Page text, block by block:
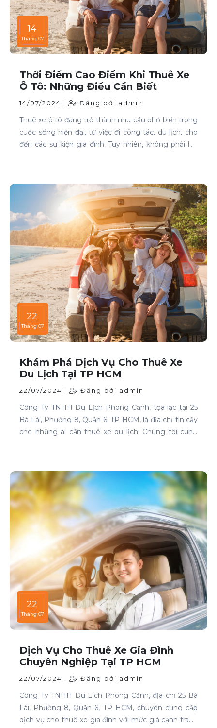
14
Tháng 07
Thời Điểm Cao Điểm Khi Thuê Xe
Ô Tô: Những Điều Cần Biết
14/07/2024 | Đăng bởi admin
Thuê xe ô tô đang trở thành nhu cầu phổ biến trong
cuộc sống hiện đại, từ việc đi công tác, du lịch, cho
đến các sự kiện gia đình. Tuy nhiên, không phải lúc
cao điểm khi thuê xe ô tô và những lưu ý để thuê xe
một cách thông minh và tiết kiệm.
22
Tháng 07
Khám Phá Dịch Vụ Cho Thuê Xe
Du Lịch Tại TP HCM
22/07/2024 | Đăng bởi admin
Công Ty TNHH Du Lịch Phong Cảnh, tọa lạc tại 25
Bà Lài, Phường 8, Quận 6, TP HCM, là địa chỉ tin cậy
cho những ai cần thuê xe du lịch. Chúng tôi cung
22
Tháng 07
Dịch Vụ Cho Thuê Xe Gia Đình
Chuyên Nghiệp Tại TP HCM
22/07/2024 | Đăng bởi admin
Công Ty TNHH Du Lịch Phong Cảnh, địa chỉ 25 Bà
Lài, Phường 8, Quận 6, TP HCM, chuyên cung cấp
dịch vụ cho thuê xe gia đình với mức giá cạnh tranh